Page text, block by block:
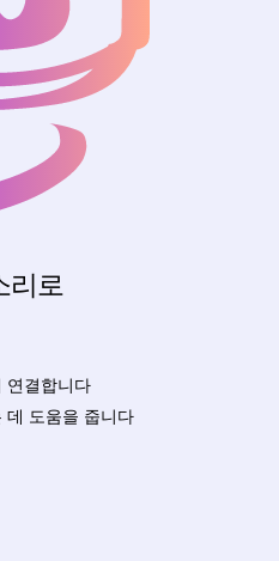
리로
연결합니다
데 도움을 줍니다